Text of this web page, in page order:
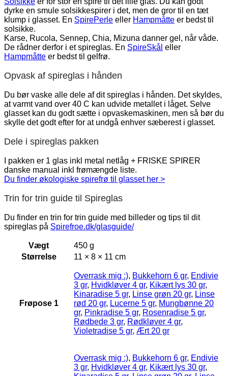
dyrke en smule solsikkespirer i det, men de gror til en tæt
klump i glasset. En SpirePerle eller Hampmåtte er bedst til
solsikke.
Karse, Rucola, Sennep, Chia, Mizuna danner gel, når våde.
De rådner derfor i et spireglas. En SpireSkål eller
Hampmåtte er bedst til gelfrø.
Opvask af spireglas i hånden
Du bør vaske alle dele af dit spireglas i hånden. Det skyldes,
at varmt vand over 40 C kan udvide metallet i låget. Selve
glasset kan du godt sætte i opvaskemaskinen, men så bør du
skylle det godt efter for at undgå enhver sæberest i glasset.
Dele i spireglas pakken
I pakken er 1 glas inkl metal netlåg + FRISKE SPIRER
danske manual inkl frømængde liste.
Du finder økologiske spirefrø til glasset her >
Trin for trin guide til Spireglas
Du finder en trin for trin guide med billeder og tips til dit
spireglas på Spirefroe.dk/glasguide/
Vægt
450 g
Størrelse
11 × 8 × 11 cm
Frøpose 1
Overrask mig :), Bukkehorn 6 gr, Endivie
3 gr, Hvidkløver 4 gr, Kikært lys 30 gr,
Kinaradise 5 gr, Linse grøn 20 gr, Linse
rød 20 gr, Lucerne 5 gr, Mungbønne 20
gr, Pinkradise 5 gr, Rosenradise 5 gr,
Rødbede 3 gr, Rødkløver 4 gr,
Violetradise 5 gr, Ært 20 gr
Overrask mig :), Bukkehorn 6 gr, Endivie
3 gr, Hvidkløver 4 gr, Kikært lys 30 gr,